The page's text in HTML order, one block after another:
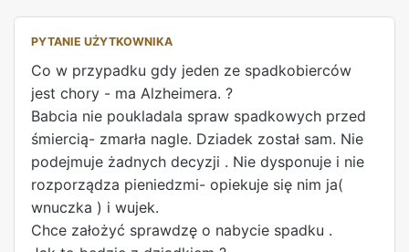
PYTANIE UŻYTKOWNIKA
Co w przypadku gdy jeden ze spadkobierców
jest chory - ma Alzheimera. ?
Babcia nie poukladala spraw spadkowych przed
śmiercią- zmarła nagle. Dziadek został sam. Nie
podejmuje żadnych decyzji . Nie dysponuje i nie
rozporządza pieniedzmi- opiekuje się nim ja(
wnuczka ) i wujek.
Chce założyć sprawdzę o nabycie spadku .